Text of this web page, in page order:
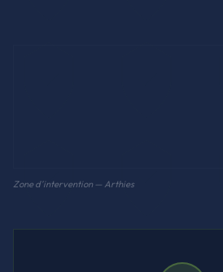
Zone d'intervention — Arthies